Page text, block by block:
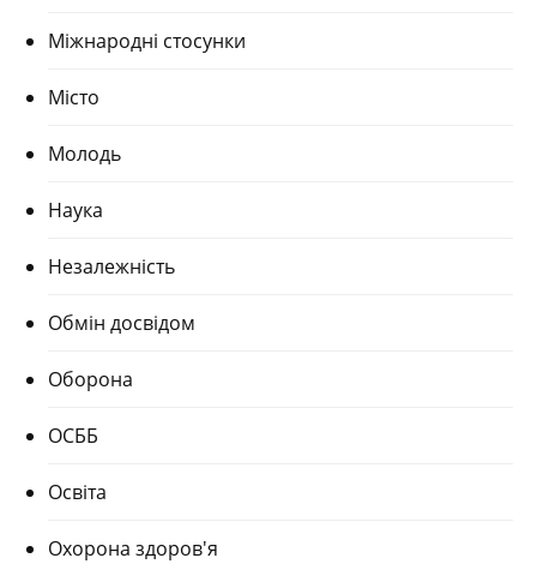
Міжнародні стосунки
Місто
Молодь
Наука
Незалежність
Обмін досвідом
Оборона
ОСББ
Освіта
Охорона здоров'я